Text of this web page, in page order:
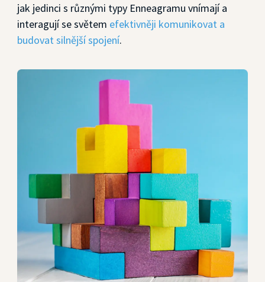
jak jedinci s různými typy Enneagramu vnímají a
interagují se světem efektivněji komunikovat a
budovat silnější spojení.